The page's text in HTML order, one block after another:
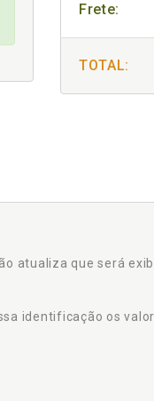
Frete:
TOTAL:
atualiza que será
identificação os